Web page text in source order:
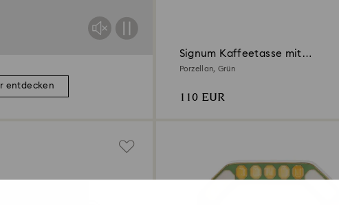
entdecken
Signum Kaffeetasse mit
Untertasse
Porzellan, Grün
110 EUR